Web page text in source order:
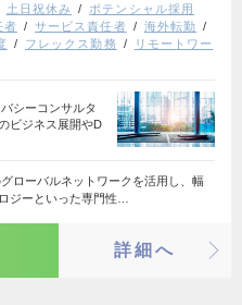
土日祝休み
ポテンシャル採用
者 サービス責任者
海外転勤
フレックス勤務
リモートワー
シーコンサルタ
ビジネス展開やD
ローバルネットワークを活用し、幅
ジーといった専門性…
詳細へ